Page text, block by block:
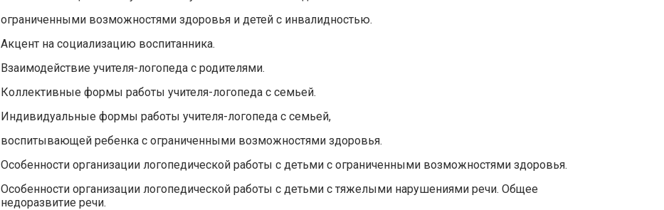
ограниченными возможностями здоровья и детей с инвалидностью.
Акцент на социализацию воспитанника.
Взаимодействие учителя-логопеда с родителями.
Коллективные формы работы учителя-логопеда с семьей.
Индивидуальные формы работы учителя-логопеда с семьей,
воспитывающей ребенка с ограниченными возможностями здоровья.
Особенности организации логопедической работы с детьми с ограниченными возможностями здоровья.
Особенности организации логопедической работы с детьми с тяжелыми нарушениями речи. Общее
недоразвитие речи.